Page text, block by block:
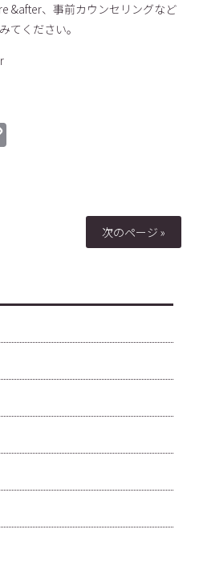
&after、事前カウンセリングなど
てください。
次のページ »